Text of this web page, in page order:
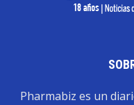
Pharmabiz es un